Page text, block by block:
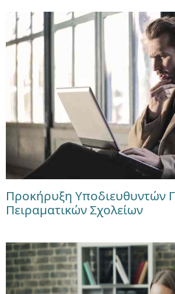
Προκήρυξη Υποδιευθυντών
Πειραματικών Σχολείων